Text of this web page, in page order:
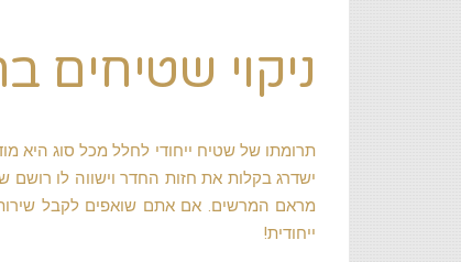
ניקוי שטיחים
תרומתו של שטיח ייחודי לחלל מכל סוג היא
ישדרג בקלות את חזות החדר וישווה לו
מראם המרשים. אם אתם שואפים לקבל שירותי
ייחודית!